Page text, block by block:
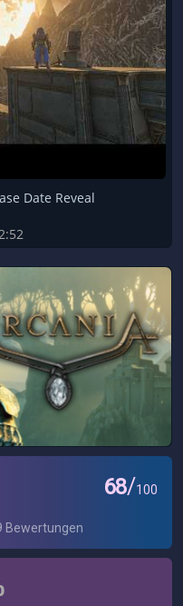
Date Reveal